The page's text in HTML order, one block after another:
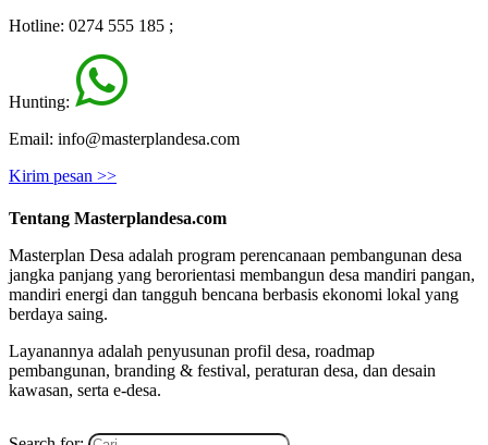
Hotline: 0274 555 185 ;
Hunting:
Email: info@masterplandesa.com
Kirim pesan >>
Tentang Masterplandesa.com
Masterplan Desa adalah program perencanaan pembangunan desa
jangka panjang yang berorientasi membangun desa mandiri pangan,
mandiri energi dan tangguh bencana berbasis ekonomi lokal yang
berdaya saing.
Layanannya adalah penyusunan profil desa, roadmap
pembangunan, branding & festival, peraturan desa, dan desain
kawasan, serta e-desa.